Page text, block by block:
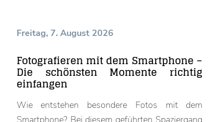
Freitag, 7. August 2026
Fotografieren mit dem Smartphone –
Die schönsten Momente richtig
einfangen
Wie entstehen besondere Fotos mit dem
Smartphone? Bei diesem geführten Spaziergang